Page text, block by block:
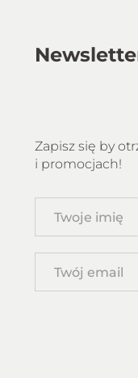
Zapisz się by
i promocjach!
imię
email